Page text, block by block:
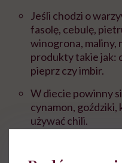
Jeśli chodzi o
fasolę, cebulę,
winogrona, maliny,
produkty takie jak:
pieprz czy imbir.
W diecie powinny
cynamon,
używać chili.